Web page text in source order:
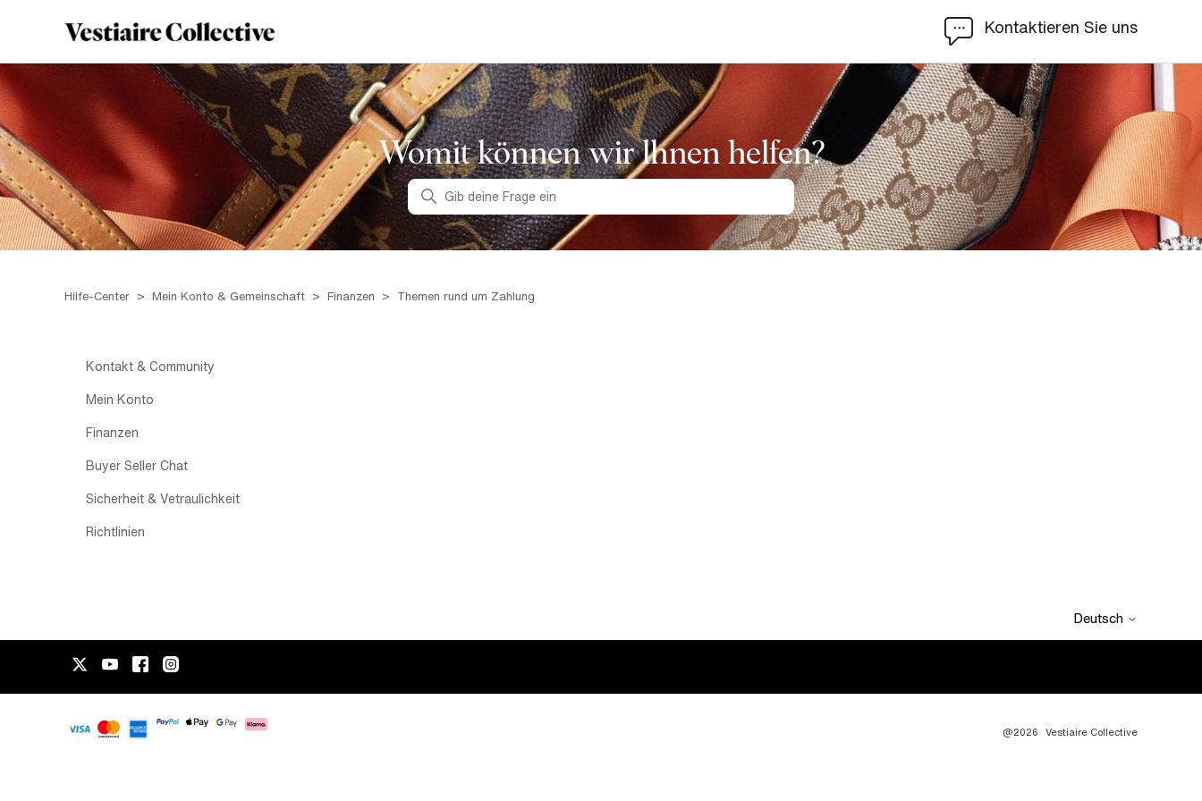
Kontaktieren Sie uns
Womit können wir lhnen helfen?
Suche
Hilfe-Center Mein Konto & Gemeinschaft Finanzen Themen rund um Zahlung
Kontakt & Community
Mein Konto
Finanzen
Buyer Seller Chat
Sicherheit & Vetraulichkeit
Richtlinien
Deutsch
@2026 Vestiaire Collective